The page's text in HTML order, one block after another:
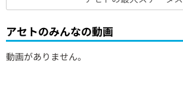
アセトのみんなの動画
動画がありません。